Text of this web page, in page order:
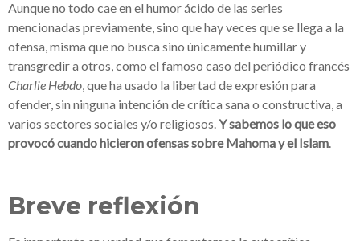
Aunque no todo cae en el humor ácido de las series
mencionadas previamente, sino que hay veces que se llega a la
ofensa, misma que no busca sino únicamente humillar y
transgredir a otros, como el famoso caso del periódico francés
Charlie Hebdo , que ha usado la libertad de expresión para
ofender, sin ninguna intención de crítica sana o constructiva, a
varios sectores sociales y/o religiosos. Y sabemos lo que eso
provocó cuando hicieron ofensas sobre Mahoma y el Islam
Breve reflexión